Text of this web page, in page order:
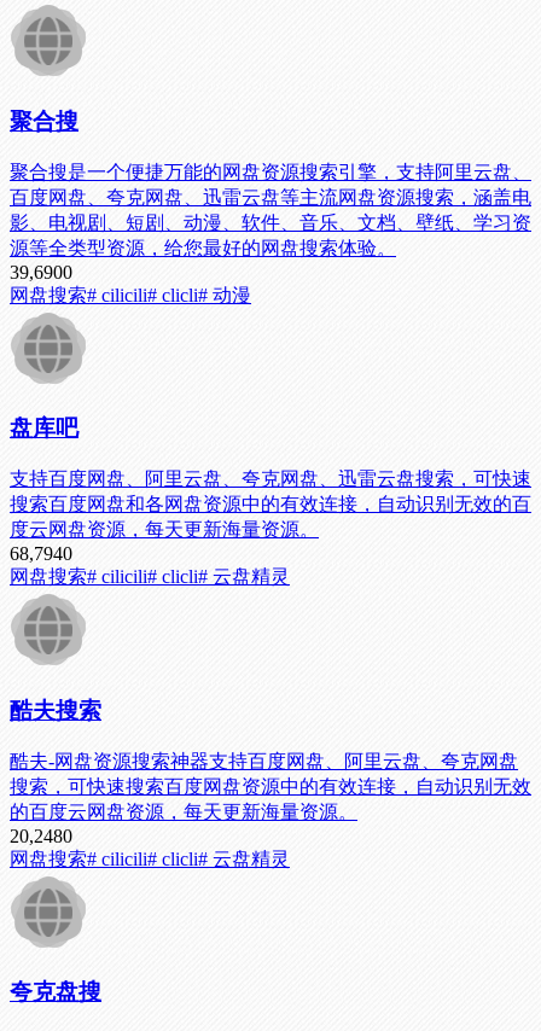
聚合搜
聚合搜是一个便捷万能的网盘资源搜索引擎，支持阿里云盘、
百度网盘、夸克网盘、迅雷云盘等主流网盘资源搜索，涵盖电
影、电视剧、短剧、动漫、软件、音乐、文档、壁纸、学习资
源等全类型资源，给您最好的网盘搜索体验。
39,6900
网盘搜索# cilicili# clicli# 动漫
盘库吧
支持百度网盘、阿里云盘、夸克网盘、迅雷云盘搜索，可快速
搜索百度网盘和各网盘资源中的有效连接，自动识别无效的百
度云网盘资源，每天更新海量资源。
68,7940
网盘搜索# cilicili# clicli# 云盘精灵
酷夫搜索
酷夫-网盘资源搜索神器支持百度网盘、阿里云盘、夸克网盘
搜索，可快速搜索百度网盘资源中的有效连接，自动识别无效
的百度云网盘资源，每天更新海量资源。
20,2480
网盘搜索# cilicili# clicli# 云盘精灵
夸克盘搜